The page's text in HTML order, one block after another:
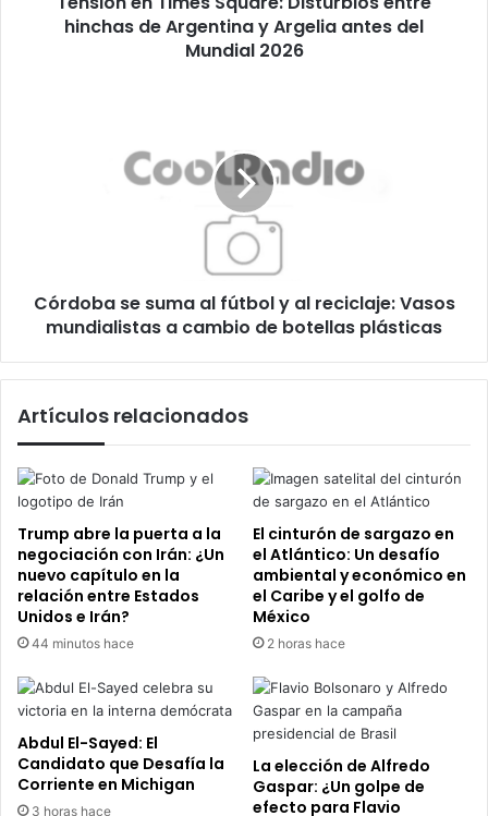
hinchas de Argentina y Argelia antes del
Mundial 2026
mundialistas
plásticas
Córdoba se suma al fútbol y al reciclaje: Vasos
mundialistas a cambio de botellas plásticas
Artículos relacionados
Trump abre la puerta a la
negociación con Irán: ¿Un
nuevo capítulo en la
relación entre Estados
Unidos e Irán?
44 minutos hace
El cinturón de sargazo en
el Atlántico: Un desafío
ambiental y económico en
el Caribe y el golfo de
México
2 horas hace
Abdul El-Sayed: El
Candidato que Desafía la
Corriente en Michigan
3 horas hace
La elección de Alfredo
Gaspar: ¿Un golpe de
efecto para Flavio